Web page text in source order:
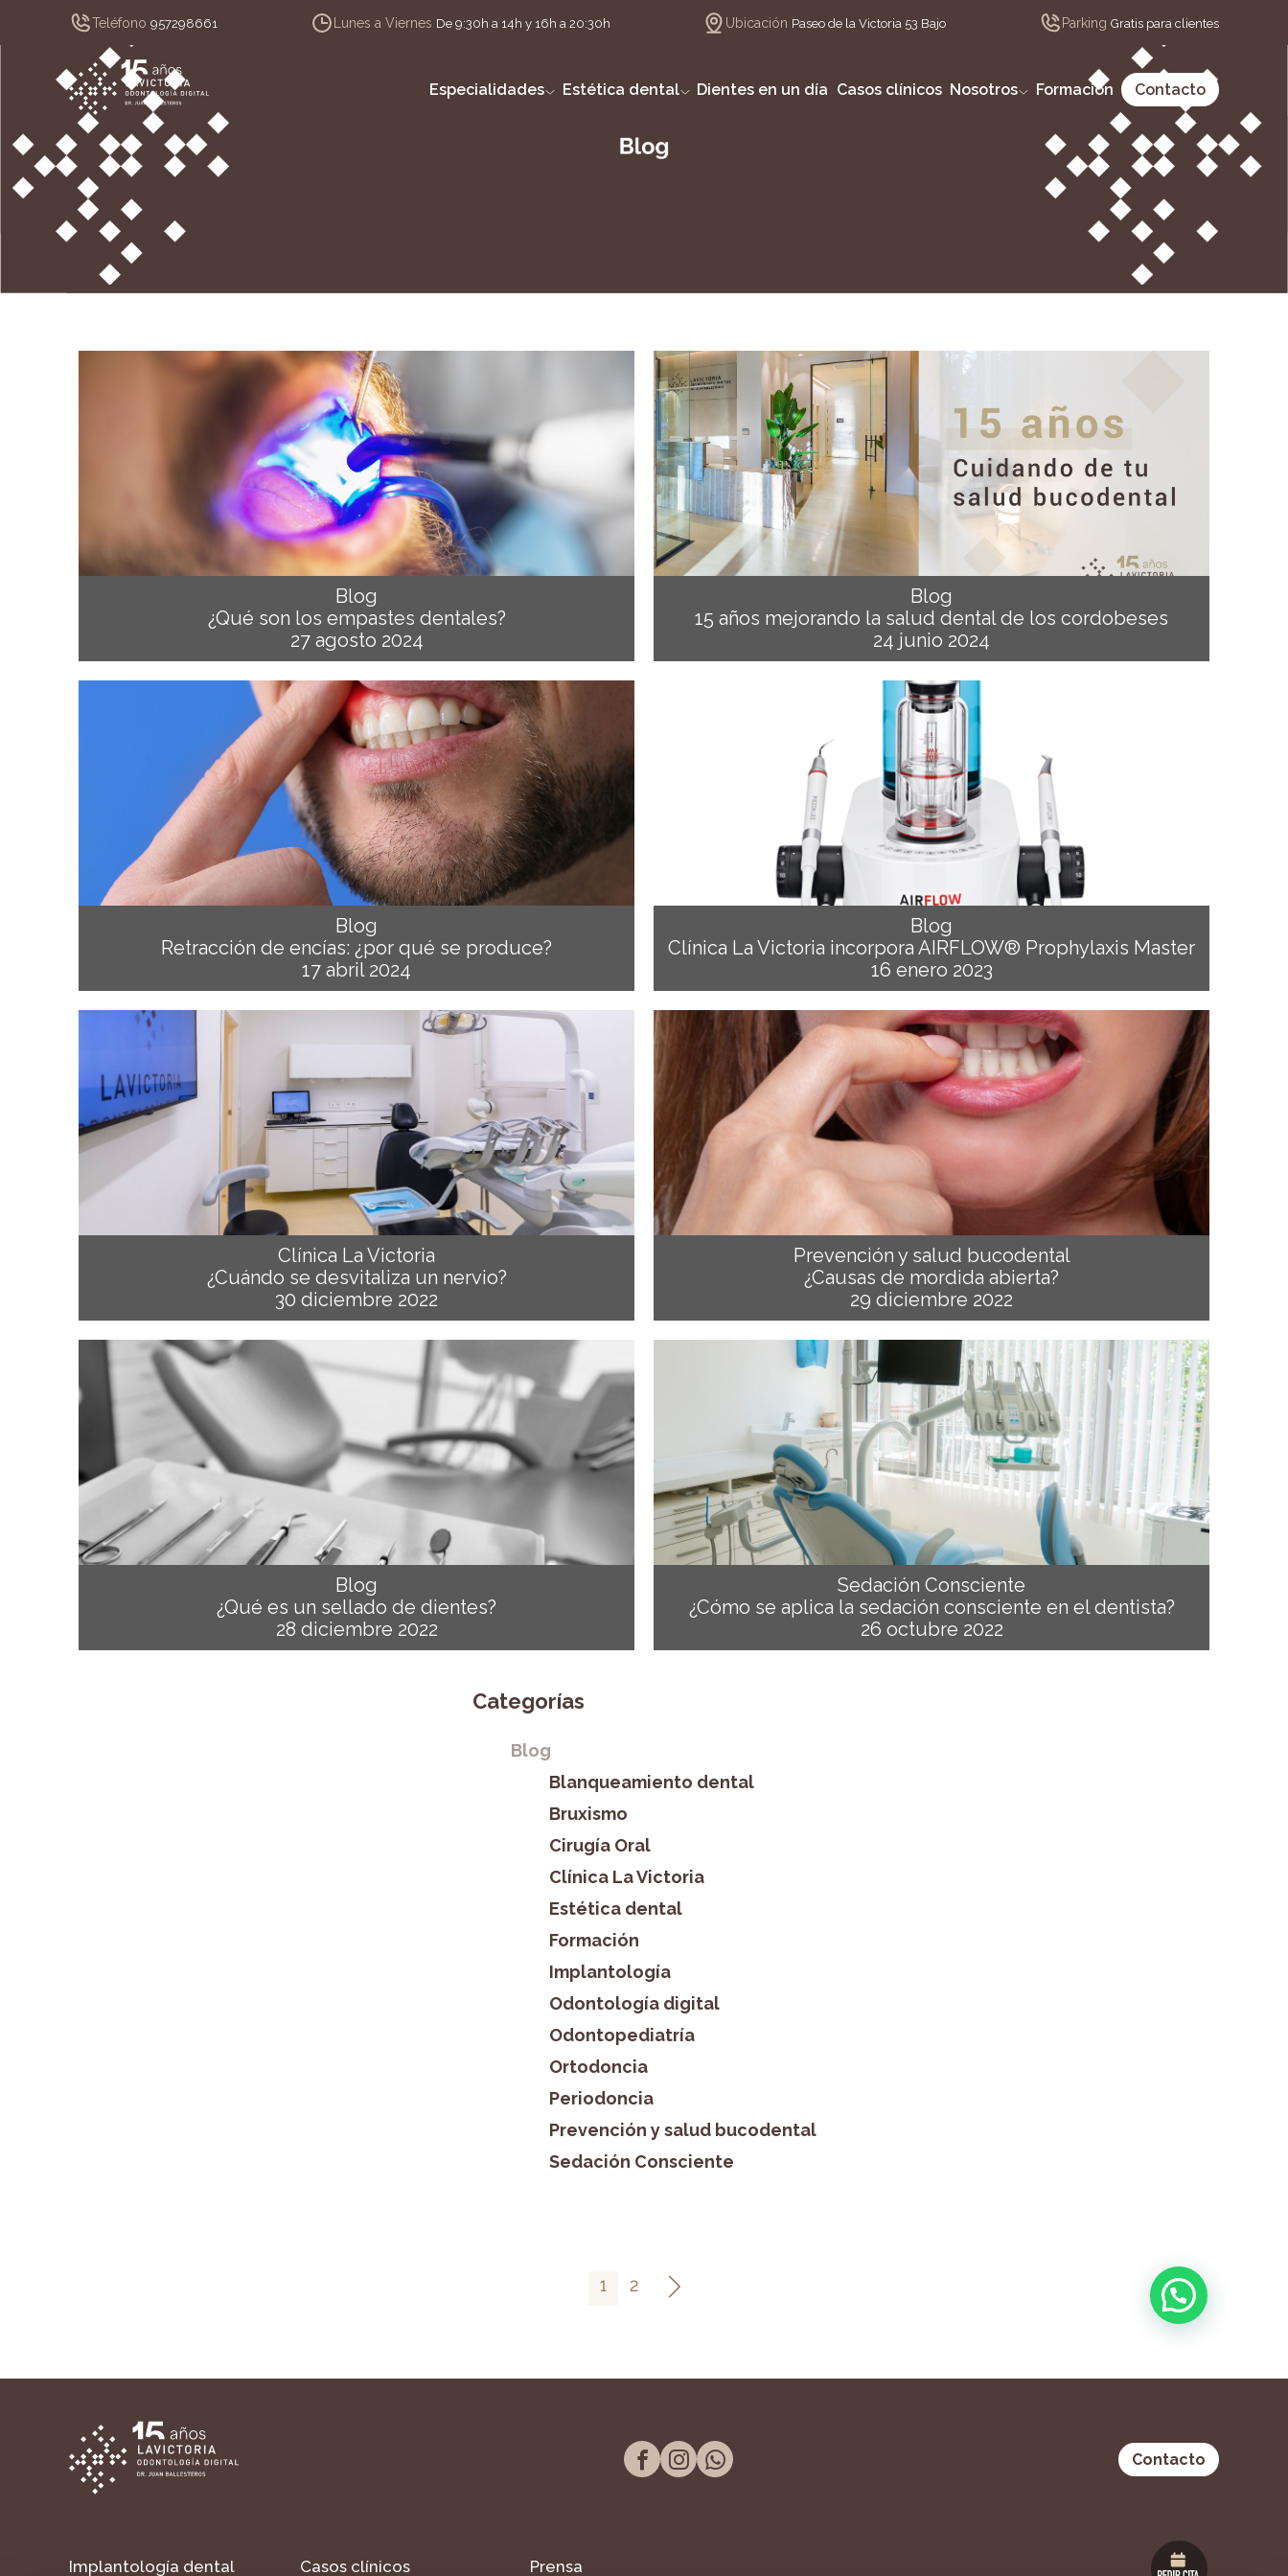
Teléfono 957298661 Lunes a Viernes De 9:30h a 14h y 16h a 20:30h Ubicación Paseo de la Victoria 53 Bajo Parking Gratis para clientes
Especialidades Estética dental Dientes en un día Casos clínicos Nosotros Formación Contacto
Blog
¿Qué son los empastes dentales?
27 agosto 2024
Blog
15 años mejorando la salud dental de los cordobeses
24 junio 2024
Blog
Retracción de encías: ¿por qué se produce?
17 abril 2024
Blog
Clínica La Victoria incorpora AIRFLOW® Prophylaxis Master
16 enero 2023
Clínica La Victoria
¿Cuándo se desvitaliza un nervio?
30 diciembre 2022
Prevención y salud bucodental
¿Causas de mordida abierta?
29 diciembre 2022
Blog
¿Qué es un sellado de dientes?
28 diciembre 2022
Sedación Consciente
¿Cómo se aplica la sedación consciente en el dentista?
26 octubre 2022
Categorías
Blog
Blanqueamiento dental
Bruxismo
Cirugía Oral
Clínica La Victoria
Estética dental
Formación
Implantología
Odontología digital
Odontopediatría
Ortodoncia
Periodoncia
Prevención y salud bucodental
Sedación Consciente
1 2
Contacto
Implantología dental Casos clínicos Prensa